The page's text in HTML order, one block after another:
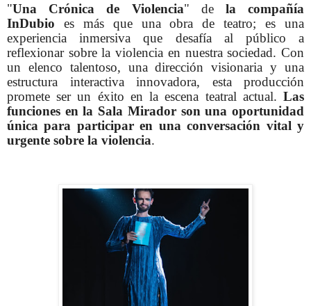
"Una Crónica de Violencia" de la compañía
InDubio es más que una obra de teatro; es una
experiencia inmersiva que desafía al público a
reflexionar sobre la violencia en nuestra sociedad. Con
un elenco talentoso, una dirección visionaria y una
estructura interactiva innovadora, esta producción
promete ser un éxito en la escena teatral actual. Las
funciones en la Sala Mirador son una oportunidad
única para participar en una conversación vital y
urgente sobre la violencia.